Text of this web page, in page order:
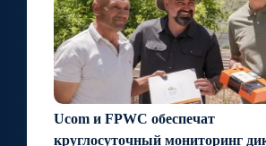
Ucom и FPWC обеспечат
круглосуточный мониторинг